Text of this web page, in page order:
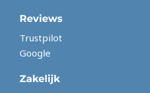
Reviews
Trustpilot
Google
Zakelijk